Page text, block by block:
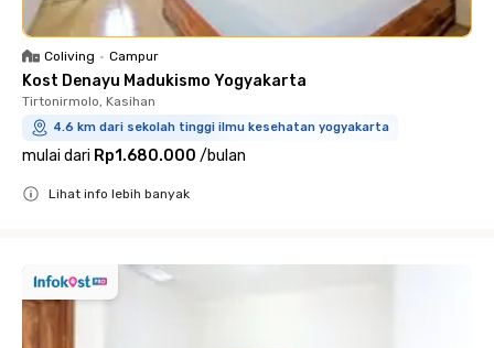
Coliving • Campur
Kost Denayu Madukismo Yogyakarta
Tirtonirmolo, Kasihan
4.6 km dari sekolah tinggi ilmu kesehatan yogyakarta
mulai dari Rp1.680.000 /bulan
Lihat info lebih banyak